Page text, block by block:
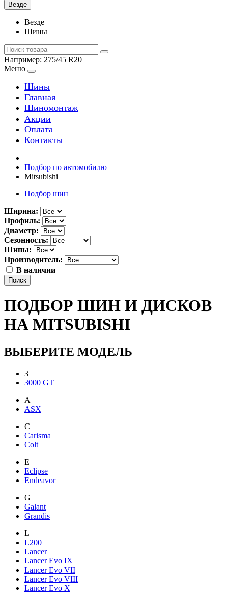
Везде
Везде
Шины
Например: 275/45 R20
Меню
Шины
Главная
Шиномонтаж
Акции
Оплата
Контакты
Подбор по автомобилю
Mitsubishi
Подбор шин
Ширина:
Профиль:
Диаметр:
Сезонность:
Шипы:
Производитель:
В наличии
Поиск
ПОДБОР ШИН И ДИСКОВ
НА MITSUBISHI
ВЫБЕРИТЕ МОДЕЛЬ
3
3000 GT
A
ASX
C
Carisma
Colt
E
Eclipse
Endeavor
G
Galant
Grandis
L
L200
Lancer
Lancer Evo IX
Lancer Evo VII
Lancer Evo VIII
Lancer Evo X